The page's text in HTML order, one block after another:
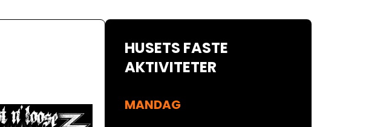
HUSETS FASTE
AKTIVITETER
MANDAG